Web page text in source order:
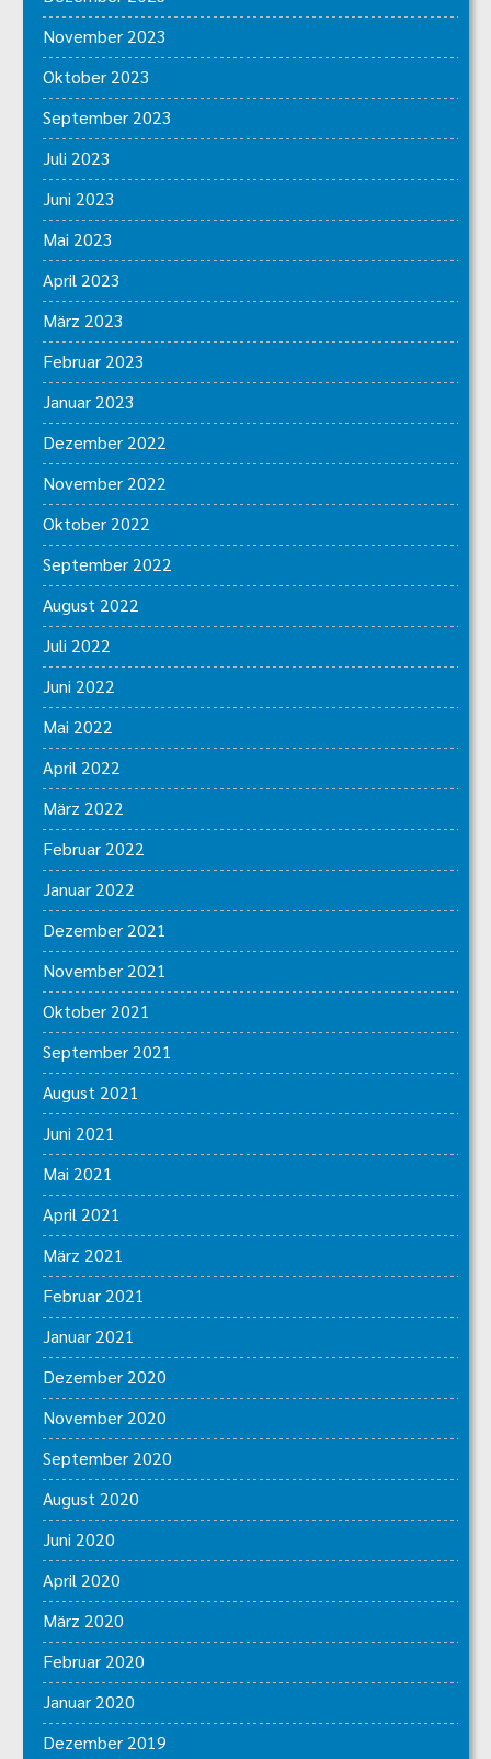
November 2023
Oktober 2023
September 2023
Juli 2023
Juni 2023
Mai 2023
April 2023
März 2023
Februar 2023
Januar 2023
Dezember 2022
November 2022
Oktober 2022
September 2022
August 2022
Juli 2022
Juni 2022
Mai 2022
April 2022
März 2022
Februar 2022
Januar 2022
Dezember 2021
November 2021
Oktober 2021
September 2021
August 2021
Juni 2021
Mai 2021
April 2021
März 2021
Februar 2021
Januar 2021
Dezember 2020
November 2020
September 2020
August 2020
Juni 2020
April 2020
März 2020
Februar 2020
Januar 2020
Dezember 2019